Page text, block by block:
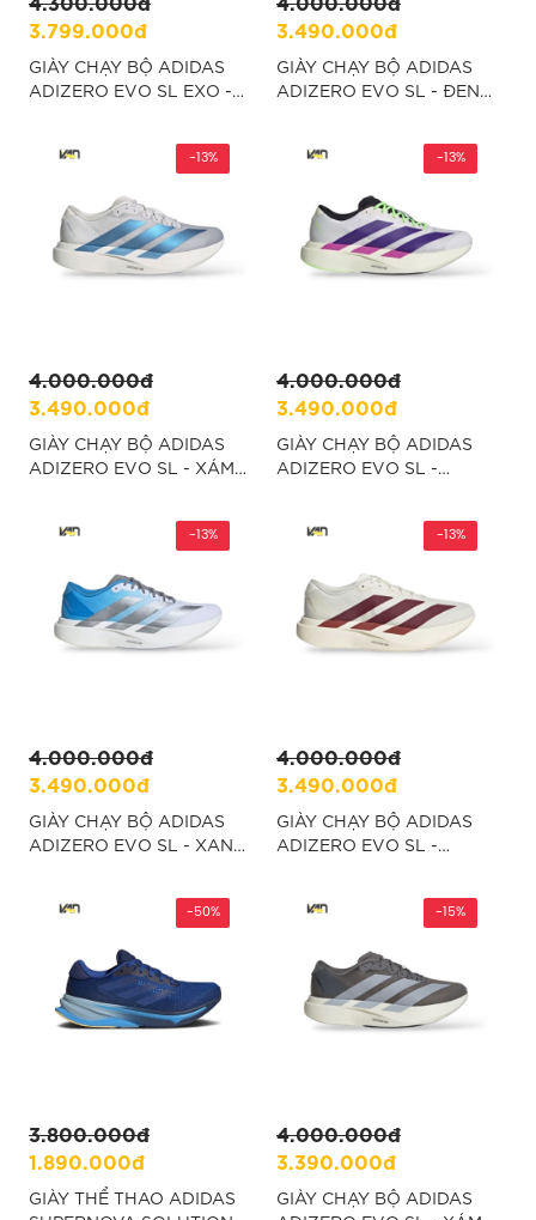
3.799.000đ
GIÀY CHẠY BỘ ADIDAS
ADIZERO EVO SL EXO -
3.490.000đ
GIÀY CHẠY BỘ ADIDAS
ADIZERO EVO SL - ĐEN
4.000.000đ
3.490.000đ
-13%
GIÀY CHẠY BỘ ADIDAS
ADIZERO EVO SL - XÁM
4.000.000đ
3.490.000đ
-13%
GIÀY CHẠY BỘ ADIDAS
ADIZERO EVO SL -
4.000.000đ
3.490.000đ
-13%
GIÀY CHẠY BỘ ADIDAS
ADIZERO EVO SL - XANH
4.000.000đ
3.490.000đ
-13%
GIÀY CHẠY BỘ ADIDAS
ADIZERO EVO SL -
3.800.000đ
1.890.000đ
-50%
GIÀY THỂ THAO ADIDAS
4.000.000đ
3.390.000đ
-15%
GIÀY CHẠY BỘ ADIDAS